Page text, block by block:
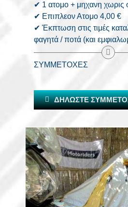
✔︎ 1 ατομο + μηχανη χωρις
✔︎ Επιπλεον Ατομο 4,00 €
✔︎ Έκπτωση στις τιμές
φαγητά / ποτά (και
ΣΥΜΜΕΤΟΧΕΣ
ΔΗΛΩΣΤΕ